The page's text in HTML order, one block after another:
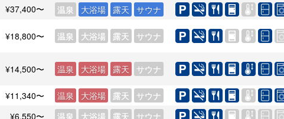
¥37,400〜 温泉 大浴場 露天 サウナ
¥18,800〜 温泉 大浴場 露天 サウナ
¥14,500〜 温泉 大浴場 露天 サウナ
¥11,340〜 温泉 大浴場 露天 サウナ
¥6,550〜 温泉 大浴場 露天 サウナ